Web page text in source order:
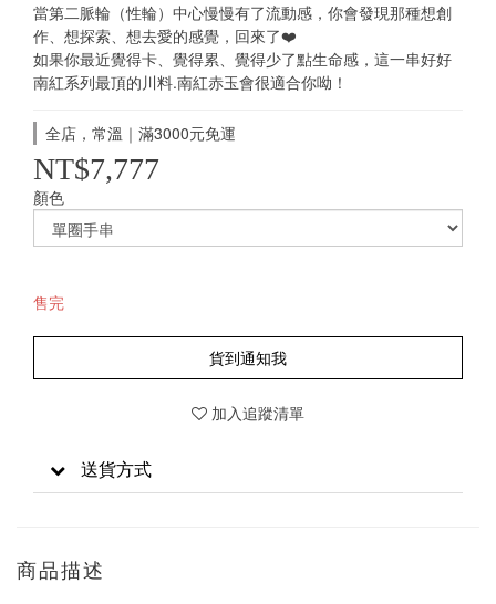
當第二脈輪（性輪）中心慢慢有了流動感，你會發現那種想創
作、想探索、想去愛的感覺，回來了❤️
如果你最近覺得卡、覺得累、覺得少了點生命感，這一串好好
南紅系列最頂的川料.南紅赤玉會很適合你呦！
全店，常溫｜滿3000元免運
NT$7,777
顏色
售完
貨到通知我
加入追蹤清單
送貨方式
商品描述